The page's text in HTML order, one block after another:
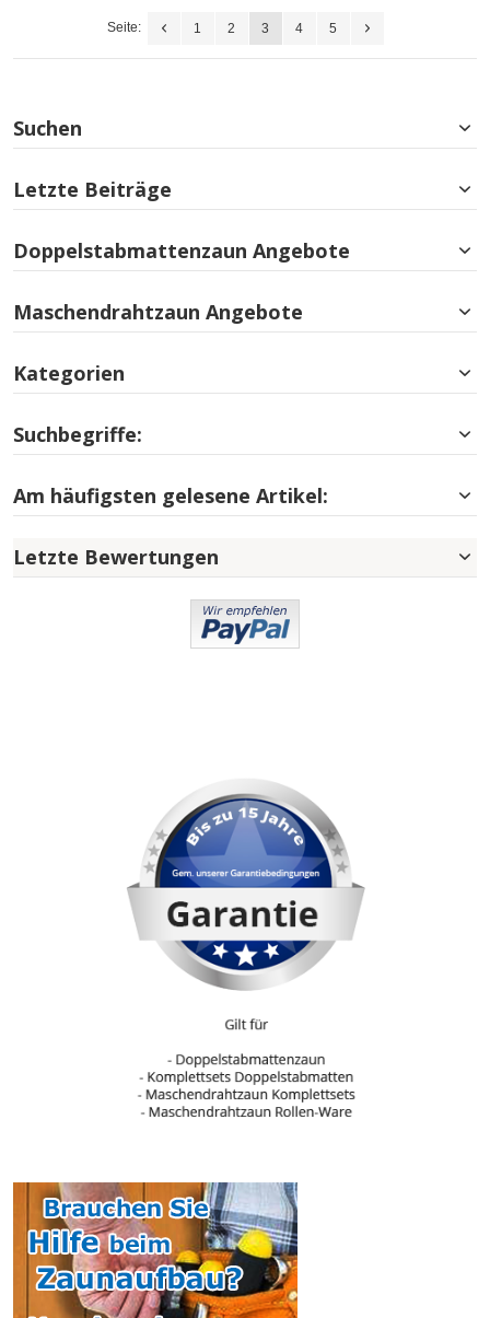
Seite: 1 2 3 4 5
Suchen
Letzte Beiträge
Doppelstabmattenzaun Angebote
Maschendrahtzaun Angebote
Kategorien
Suchbegriffe:
Am häufigsten gelesene Artikel:
Letzte Bewertungen